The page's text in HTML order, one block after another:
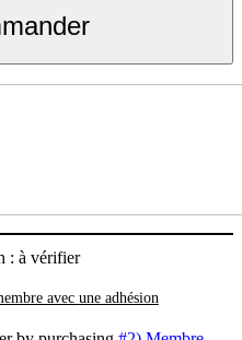
: à vérifier
avec une adhésion